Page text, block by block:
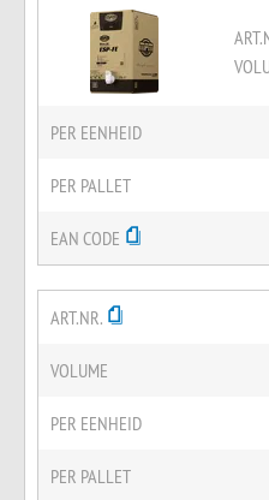
PER EENHEID
PER PALLET
EAN CODE
ART.NR.
VOLUME
PER EENHEID
PER PALLET